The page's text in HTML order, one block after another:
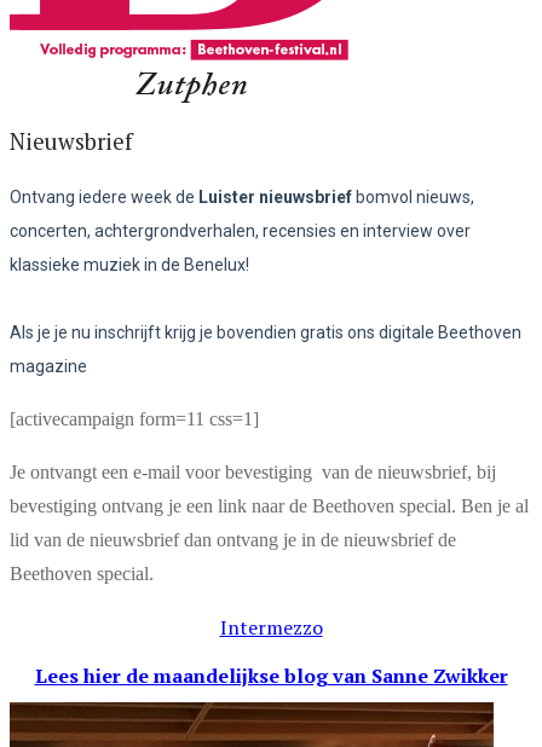
Nieuwsbrief
Ontvang iedere week de Luister nieuwsbrief bomvol nieuws,
concerten, achtergrondverhalen, recensies en interview over
klassieke muziek in de Benelux!
Als je je nu inschrijft krijg je bovendien gratis ons digitale Beethoven
magazine
[activecampaign form=11 css=1]
Je ontvangt een e-mail voor bevestiging van de nieuwsbrief, bij
bevestiging ontvang je een link naar de Beethoven special. Ben je al
lid van de nieuwsbrief dan ontvang je in de nieuwsbrief de
Beethoven special.
Intermezzo
Lees hier de maandelijkse blogvan Sanne Zwikker